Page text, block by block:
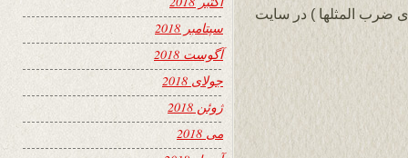
ضرب المثلها ) در سایت
سپتامبر 2018
آگوست 2018
جولای 2018
ژوئن 2018
می 2018